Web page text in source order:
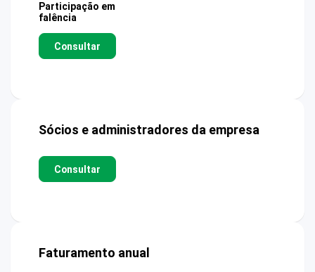
Participação em
falência
Consultar
Sócios e administradores da empresa
Consultar
Faturamento anual